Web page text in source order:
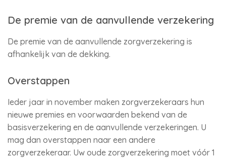
De premie van de aanvullende verzekering
De premie van de aanvullende zorgverzekering is
afhankelijk van de dekking.
Overstappen
Ieder jaar in november maken zorgverzekeraars hun
nieuwe premies en voorwaarden bekend van de
basisverzekering en de aanvullende verzekeringen. U
mag dan overstappen naar een andere
zorgverzekeraar. Uw oude zorgverzekering moet vóór 1